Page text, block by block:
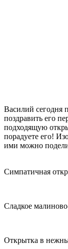
Василий сегодня
поздравить его
подходящую
порадуете его!
ими можно
Симпатичная
Сладкое
Открытка в